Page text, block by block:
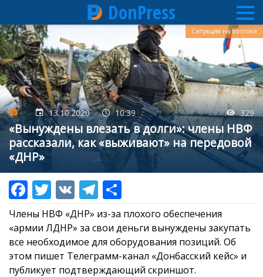
Перейти
к
основному
содержанию
DonPress
13.10.2020 10:39 329
«Вынуждены влезать в долги»: члены НВФ
рассказали, как «выживают» на передовой
«ДНР»
Ситуация на Востоке
Члены НВФ «ДНР» из-за плохого обеспечения
«армии ЛДНР» за свои деньги вынуждены закупать
все необходимое для оборудования позиций. Об
этом пишет Телеграмм-канал «Донбасский кейс» и
публикует подтверждающий скриншот.